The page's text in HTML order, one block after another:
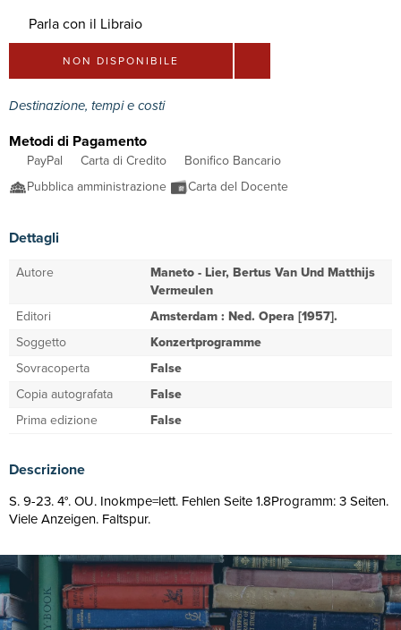
Parla con il Libraio
NON DISPONIBILE
Destinazione, tempi e costi
Metodi di Pagamento
PayPal Carta di Credito
Bonifico Bancario
Pubblica amministrazione
Carta del Docente
Dettagli
Autore
Maneto - Lier, Bertus Van Und Matthijs
Vermeulen
Editori
Amsterdam : Ned. Opera [1957].
Soggetto
Konzertprogramme
Sovracoperta
False
Copia autografata
False
Prima edizione
False
Descrizione
S. 9-23. 4°. OU. Inokmpe=lett. Fehlen Seite 1.8Programm: 3 Seiten.
Viele Anzeigen. Faltspur.